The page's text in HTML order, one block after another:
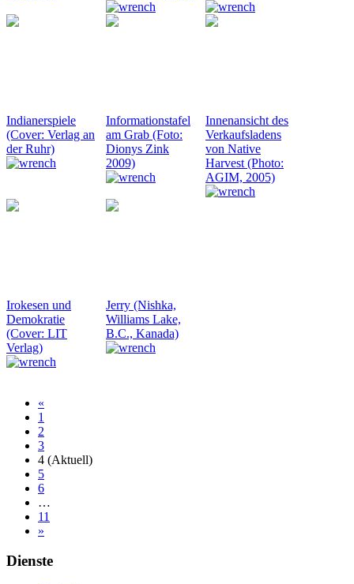
Indianerspiele
(Cover: Verlag an
der Ruhr)
Informationstafel
am Grab (Foto:
Dionys Zink
2009)
Innenansicht des
Verkaufsladens
von Native
Harvest (Photo:
AGIM, 2005)
Irokesen und
Demokratie
(Cover: LIT
Verlag)
Jerry (Nishka,
Williams Lake,
B.C., Kanada)
«
1
2
3
4 (Aktuell)
5
6
…
11
»
Dienste